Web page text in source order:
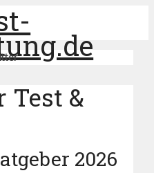
Test &
2026